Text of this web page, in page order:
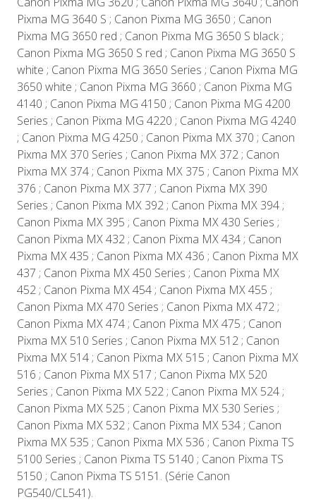
Pixma MG 3640 S ; Canon Pixma MG 3650 ; Canon
Pixma MG 3650 red ; Canon Pixma MG 3650 S black ;
Canon Pixma MG 3650 S red ; Canon Pixma MG 3650 S
white ; Canon Pixma MG 3650 Series ; Canon Pixma MG
3650 white ; Canon Pixma MG 3660 ; Canon Pixma MG
4140 ; Canon Pixma MG 4150 ; Canon Pixma MG 4200
Series ; Canon Pixma MG 4220 ; Canon Pixma MG 4240
; Canon Pixma MG 4250 ; Canon Pixma MX 370 ; Canon
Pixma MX 370 Series ; Canon Pixma MX 372 ; Canon
Pixma MX 374 ; Canon Pixma MX 375 ; Canon Pixma MX
376 ; Canon Pixma MX 377 ; Canon Pixma MX 390
Series ; Canon Pixma MX 392 ; Canon Pixma MX 394 ;
Canon Pixma MX 395 ; Canon Pixma MX 430 Series ;
Canon Pixma MX 432 ; Canon Pixma MX 434 ; Canon
Pixma MX 435 ; Canon Pixma MX 436 ; Canon Pixma MX
437 ; Canon Pixma MX 450 Series ; Canon Pixma MX
452 ; Canon Pixma MX 454 ; Canon Pixma MX 455 ;
Canon Pixma MX 470 Series ; Canon Pixma MX 472 ;
Canon Pixma MX 474 ; Canon Pixma MX 475 ; Canon
Pixma MX 510 Series ; Canon Pixma MX 512 ; Canon
Pixma MX 514 ; Canon Pixma MX 515 ; Canon Pixma MX
516 ; Canon Pixma MX 517 ; Canon Pixma MX 520
Series ; Canon Pixma MX 522 ; Canon Pixma MX 524 ;
Canon Pixma MX 525 ; Canon Pixma MX 530 Series ;
Canon Pixma MX 532 ; Canon Pixma MX 534 ; Canon
Pixma MX 535 ; Canon Pixma MX 536 ; Canon Pixma TS
5100 Series ; Canon Pixma TS 5140 ; Canon Pixma TS
5150 ; Canon Pixma TS 5151. (Série Canon
PG540/CL541).